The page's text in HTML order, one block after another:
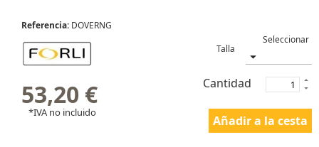
Referencia: DOVERNG
Talla
53,20 €
*IVA no incluido
Cantidad